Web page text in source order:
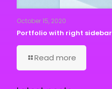
October 15, 2020
Portfolio with right sidebar
Read more